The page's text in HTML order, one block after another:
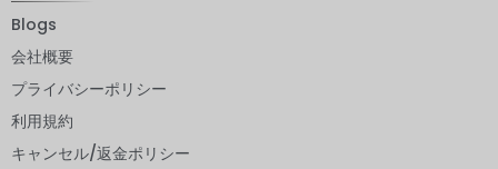
ピー
Blogs
会社概要
プライバシーポリシー
利用規約
キャンセル/返金ポリシー